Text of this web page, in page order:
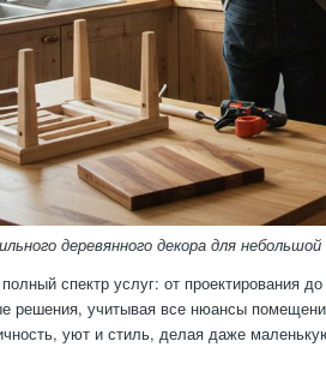
деревянного декора для небольшой
спектр услуг: от проектирования
решения, учитывая все нюансы
уют и стиль, делая даже